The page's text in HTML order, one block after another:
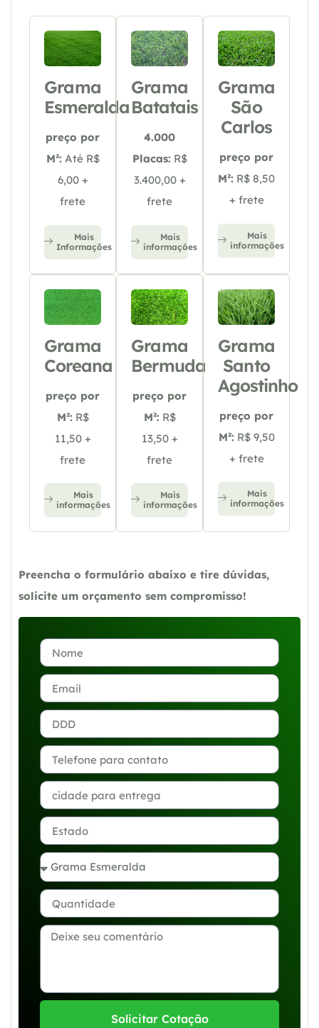
Grama
Esmeralda
preço por
M²: Até R$
6,00 +
frete
Mais
Informações
Grama
Batatais
4.000
Placas: R$
3.400,00 +
frete
Mais
informações
Grama
São
Carlos
preço por
M²: R$ 8,50
+ frete
Mais
informações
Grama
Coreana
preço por
M²: R$
11,50 +
frete
Mais
informações
Grama
Bermuda
preço por
M²: R$
13,50 +
frete
Mais
informações
Grama
Santo
Agostinho
preço por
M²: R$ 9,50
+ frete
Mais
informações
Preencha o formulário abaixo e tire dúvidas,
solicite um orçamento sem compromisso!
Solicitar Cotação